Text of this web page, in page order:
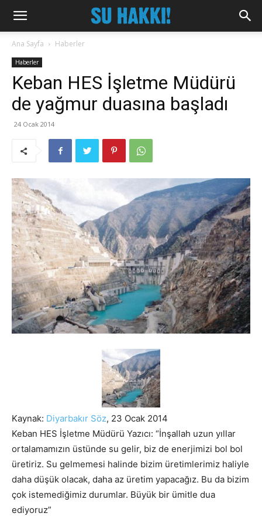
Ana Sayfa Haberler
Haberler
Keban HES İşletme Müdürü
de yağmur duasına başladı
24 Ocak 2014
Kaynak: Diyarbakır Söz, 23 Ocak 2014
Keban HES İşletme Müdürü Yazıcı: “İnşallah uzun yıllar
ortalamamızın üstünde su gelir, biz de enerjimizi bol bol
üretiriz. Su gelmemesi halinde bizim üretimlerimiz haliyle
daha düşük olacak, daha az üretim yapacağız. Bu da bizim
çok istemediğimiz durumlar. Büyük bir ümitle dua
ediyoruz”